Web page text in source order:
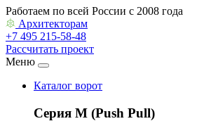
Работаем по всей России с 2008 года
Архитекторам
+7 495 215-58-48
Рассчитать проект
Меню
Каталог ворот
Серия M (Push Pull)